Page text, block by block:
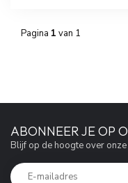
Pagina 1 van 1
ABONNEER JE OP
Blijf op de hoogte over